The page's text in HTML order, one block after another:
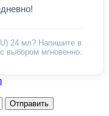
24 мл? Напишите в
выбором мгновенно.
Отправить